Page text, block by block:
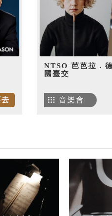
NTSO 芭芭拉．
國臺交
音樂會